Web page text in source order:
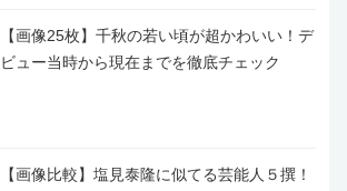
【画像25枚】千秋の若い頃が超かわいい！デ
ビュー当時から現在までを徹底チェック
【画像比較】塩見泰隆に似てる芸能人５撰！